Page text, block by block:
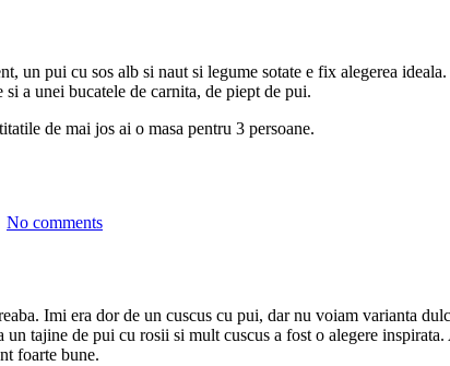
un pui cu sos alb si naut si legume sotate e fix alegerea
a unei bucatele de carnita, de piept de pui.
de mai jos ai o masa pentru 3 persoane.
No comments
Imi era dor de un cuscus cu pui, dar nu voiam varianta
tajine de pui cu rosii si mult cuscus a fost o alegere
foarte bune.